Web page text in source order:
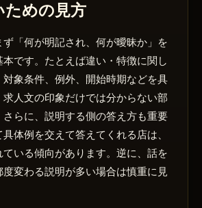
ための見方
ず「何が明記され、何が曖昧か」を
です。たとえば違い・特徴に関し
象条件、例外、開始時期などを具
人文の印象だけでは分からない部
らに、説明する側の答え方も重要
体例を交えて答えてくれる店は、
いる傾向があります。逆に、話を
変わる説明が多い場合は慎重に見